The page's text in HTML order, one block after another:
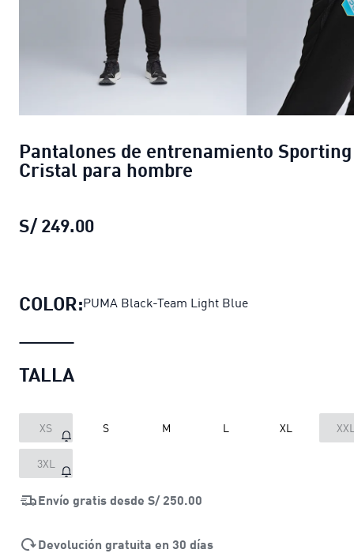
Pantalones de entrenamiento Sporting
Cristal para hombre
S/ 249.00
COLOR:PUMA Black-Team Light Blue
TALLA
XS S M L XL
3XL
Envío gratis desde S/ 250.00
Devolución gratuita en 30 días